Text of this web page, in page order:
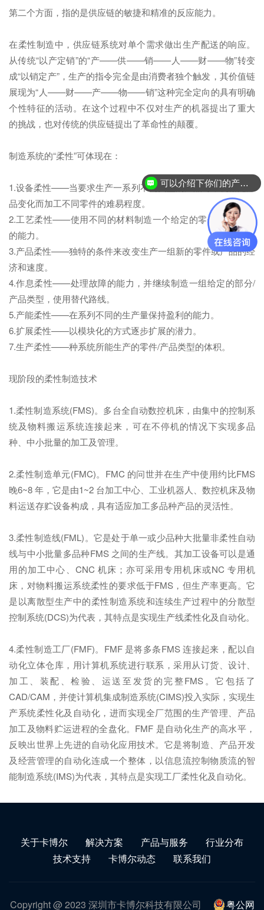
第二个方面，指的是供应链的敏捷和精准的反应能力。
在柔性制造中，供应链系统对单个需求做出生产配送的响应。
从传统“以产定销”的“产——供——销——人——财——物”转变
成“以销定产”，生产的指令完全是由消费者独个触发，其价值链
展现为“人——财——产——物——销”这种完全定向的具有明确
个性特征的活动。在这个过程中不仅对生产的机器提出了重大
的挑战，也对传统的供应链提出了革命性的颠覆。
制造系统的“柔性”可体现在：
1.设备柔性——当要求生产一系列不同类型的产品时，机器随产
品变化而加工不同零件的难易程度。
2.工艺柔性——使用不同的材料制造一个给定的零件/产品类型
的能力。
3.产品柔性——独特的条件来改变生产一组新的零件或产品的经
济和速度。
4.作息柔性——处理故障的能力，并继续制造一组给定的部分/
产品类型，使用替代路线。
5.产能柔性——在系列不同的生产量保持盈利的能力。
6.扩展柔性——以模块化的方式逐步扩展的潜力。
7.生产柔性——种系统所能生产的零件/产品类型的体积。
现阶段的柔性制造技术
1.柔性制造系统(FMS)。多台全自动数控机床，由集中的控制系
统及物料搬运系统连接起来，可在不停机的情况下实现多品
种、中小批量的加工及管理。
2.柔性制造单元(FMC)。FMC 的问世并在生产中使用约比FMS
晚6~8 年，它是由1~2 台加工中心、工业机器人、数控机床及物
料运送存贮设备构成，具有适应加工多品种产品的灵活性。
3.柔性制造线(FML)。它是处于单一或少品种大批量非柔性自动
线与中小批量多品种FMS 之间的生产线。其加工设备可以是通
用的加工中心、CNC 机床；亦可采用专用机床或NC 专用机
床，对物料搬运系统柔性的要求低于FMS，但生产率更高。它
是以离散型生产中的柔性制造系统和连续生产过程中的分散型
控制系统(DCS)为代表，其特点是实现生产线柔性化及自动化。
4.柔性制造工厂(FMF)。FMF 是将多条FMS 连接起来，配以自
动化立体仓库，用计算机系统进行联系，采用从订货、设计、
加工、装配、检验、运送至发货的完整FMS。它包括了
CAD/CAM，并使计算机集成制造系统(CIMS)投入实际，实现生
产系统柔性化及自动化，进而实现全厂范围的生产管理、产品
加工及物料贮运进程的全盘化。FMF 是自动化生产的高水平，
反映出世界上先进的自动化应用技术。它是将制造、产品开发
及经营管理的自动化连成一个整体，以信息流控制物质流的智
能制造系统(IMS)为代表，其特点是实现工厂柔性化及自动化。
关于卡博尔 解决方案 产品与服务
行业分布
技术支持
卡博尔动态 联系我们
Copyright @ 2023 深圳市卡博尔科技有限公司 粤公网
可以介绍下你们的产品么？